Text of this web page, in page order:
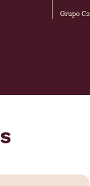
Grupo C2